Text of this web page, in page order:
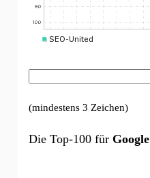
(mindestens 3 Zeichen)
Die Top-100 für Google